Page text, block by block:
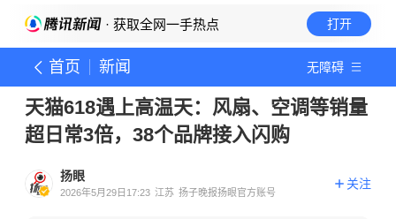
· 获取全网一手热点 打开
首页 新闻 无障碍
天猫618遇上高温天：风扇、空调等销量
超日常3倍，38个品牌接入闪购
扬眼
2026年5月29日17:23 江苏 扬子晚报扬眼官方账号
关注